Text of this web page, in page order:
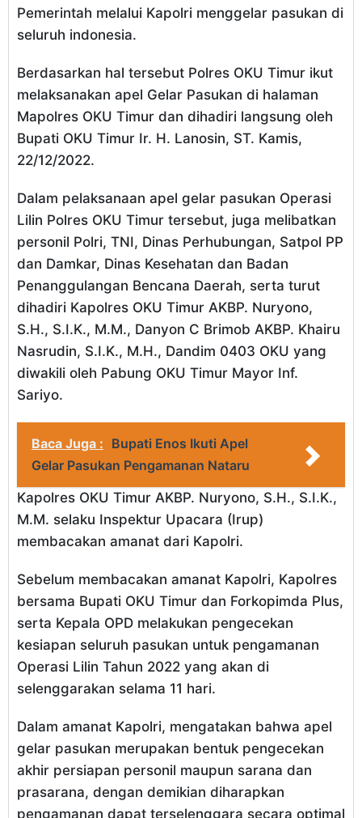
Pemerintah melalui Kapolri menggelar pasukan di
seluruh indonesia.
Berdasarkan hal tersebut Polres OKU Timur ikut
melaksanakan apel Gelar Pasukan di halaman
Mapolres OKU Timur dan dihadiri langsung oleh
Bupati OKU Timur Ir. H. Lanosin, ST. Kamis,
22/12/2022.
Dalam pelaksanaan apel gelar pasukan Operasi
Lilin Polres OKU Timur tersebut, juga melibatkan
personil Polri, TNI, Dinas Perhubungan, Satpol PP
dan Damkar, Dinas Kesehatan dan Badan
Penanggulangan Bencana Daerah, serta turut
dihadiri Kapolres OKU Timur AKBP. Nuryono,
S.H., S.I.K., M.M., Danyon C Brimob AKBP. Khairu
Nasrudin, S.I.K., M.H., Dandim 0403 OKU yang
diwakili oleh Pabung OKU Timur Mayor Inf.
Sariyo.
Baca Juga : Bupati Enos Ikuti Apel
Gelar Pasukan Pengamanan Nataru
Kapolres OKU Timur AKBP. Nuryono, S.H., S.I.K.,
M.M. selaku Inspektur Upacara (Irup)
membacakan amanat dari Kapolri.
Sebelum membacakan amanat Kapolri, Kapolres
bersama Bupati OKU Timur dan Forkopimda Plus,
serta Kepala OPD melakukan pengecekan
kesiapan seluruh pasukan untuk pengamanan
Operasi Lilin Tahun 2022 yang akan di
selenggarakan selama 11 hari.
Dalam amanat Kapolri, mengatakan bahwa apel
gelar pasukan merupakan bentuk pengecekan
akhir persiapan personil maupun sarana dan
prasarana, dengan demikian diharapkan
pengamanan dapat terselenggara secara optimal